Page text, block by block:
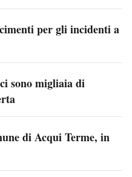
per gli incidenti a
sono migliaia di
di Acqui Terme, in